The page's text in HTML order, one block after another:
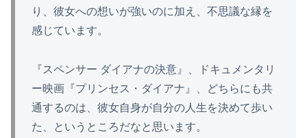
り、彼女への想いが強いのに加え、不思議な縁を
感じています。
『スペンサー ダイアナの決意』、ドキュメンタリ
ー映画『プリンセス・ダイアナ』、どちらにも共
通するのは、彼女自身が自分の人生を決めて歩い
た、というところだなと思います。